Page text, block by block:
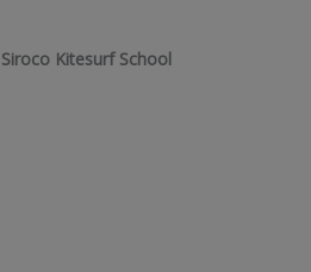
Siroco Kitesurf School